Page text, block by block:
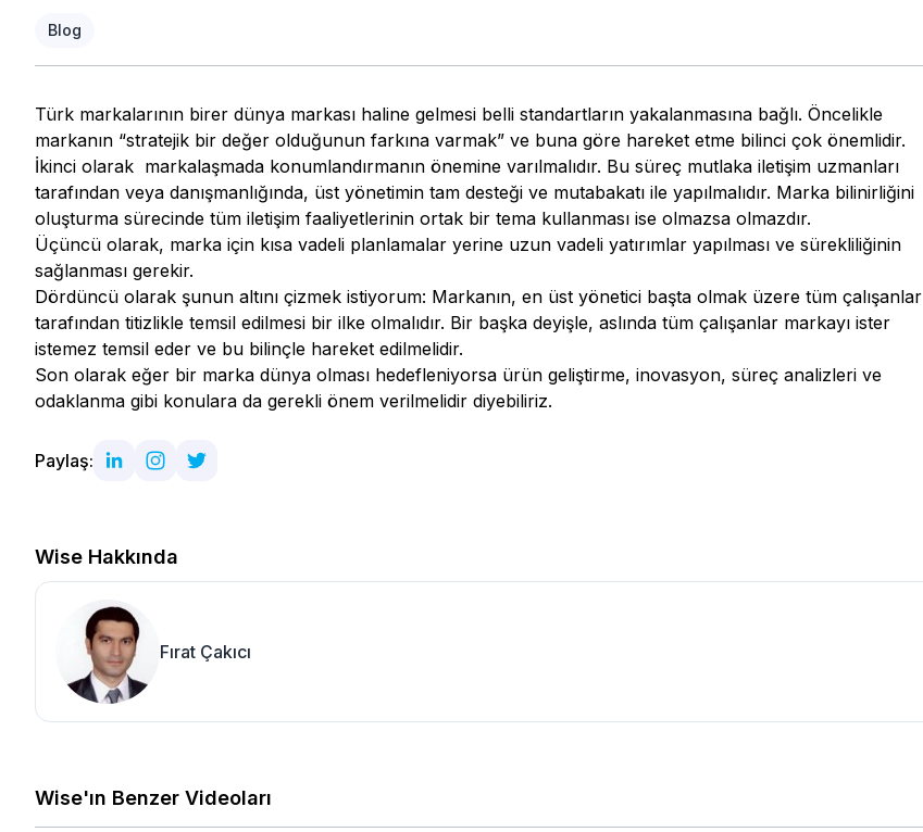
Blog
Türk markalarının birer dünya markası haline gelmesi belli standartların yakalanmasına bağlı. Öncelikle
markanın “stratejik bir değer olduğunun farkına varmak” ve buna göre hareket etme bilinci çok önemlidir.
İkinci olarak markalaşmada konumlandırmanın önemine varılmalıdır. Bu süreç mutlaka iletişim uzmanları
tarafından veya danışmanlığında, üst yönetimin tam desteği ve mutabakatı ile yapılmalıdır. Marka bilinirliğini
oluşturma sürecinde tüm iletişim faaliyetlerinin ortak bir tema kullanması ise olmazsa olmazdır.
Üçüncü olarak, marka için kısa vadeli planlamalar yerine uzun vadeli yatırımlar yapılması ve sürekliliğinin
sağlanması gerekir.
Dördüncü olarak şunun altını çizmek istiyorum: Markanın, en üst yönetici başta olmak üzere tüm çalışanlar
tarafından titizlikle temsil edilmesi bir ilke olmalıdır. Bir başka deyişle, aslında tüm çalışanlar markayı ister
istemez temsil eder ve bu bilinçle hareket edilmelidir.
Son olarak eğer bir marka dünya olması hedefleniyorsa ürün geliştirme, inovasyon, süreç analizleri ve
odaklanma gibi konulara da gerekli önem verilmelidir diyebiliriz.
Paylaş:
Wise Hakkında
Fırat Çakıcı
Wise'ın Benzer Videoları